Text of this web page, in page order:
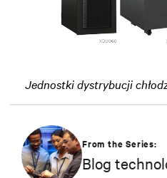
Jednostki dystrybucji
From the Series:
Blog